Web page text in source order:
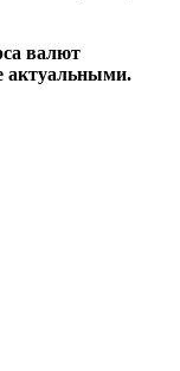
валют
актуальными.